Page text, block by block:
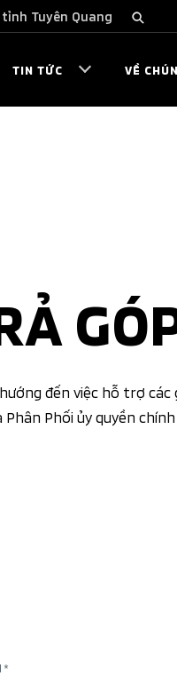
TIN TỨC VỀ
Tuyên Quang
đến việc hỗ trợ
Phối ủy quyền chính
*